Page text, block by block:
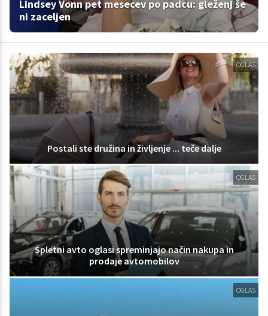
Lindsey Vonn pet mesecev po padcu: gleženj še
ni zaceljen
OGLAS
Postali ste družina in življenje ... teče dalje
OGLAS
Spletni avto oglasi spreminjajo način nakupa in
prodaje avtomobilov
OGLAS